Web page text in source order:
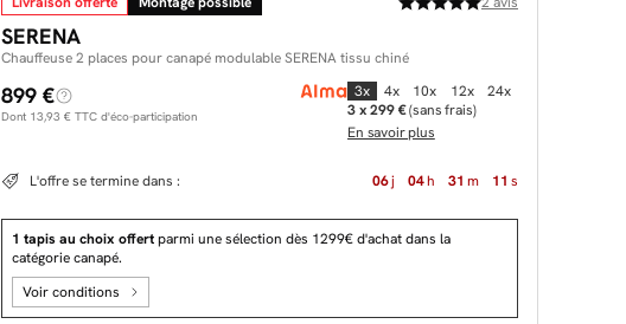
SERENA
Chauffeuse 2 places pour canapé modulable SERENA tissu chiné
899 €
Dont 13,93 € TTC d'éco-participation
3x 4x 10x 12x
24x
3 x 299 €(sans frais)
En savoir plus
L'offre se termine dans : 06j 04h 31 m 10 s
1 tapis au choix offertparmi une sélection dès 1299€ d'achat dans la
catégorie canapé.
Voir conditions